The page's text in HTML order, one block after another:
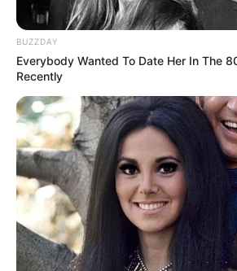
BUZZDAY
Everybody Wanted To Date Her In The
Recently